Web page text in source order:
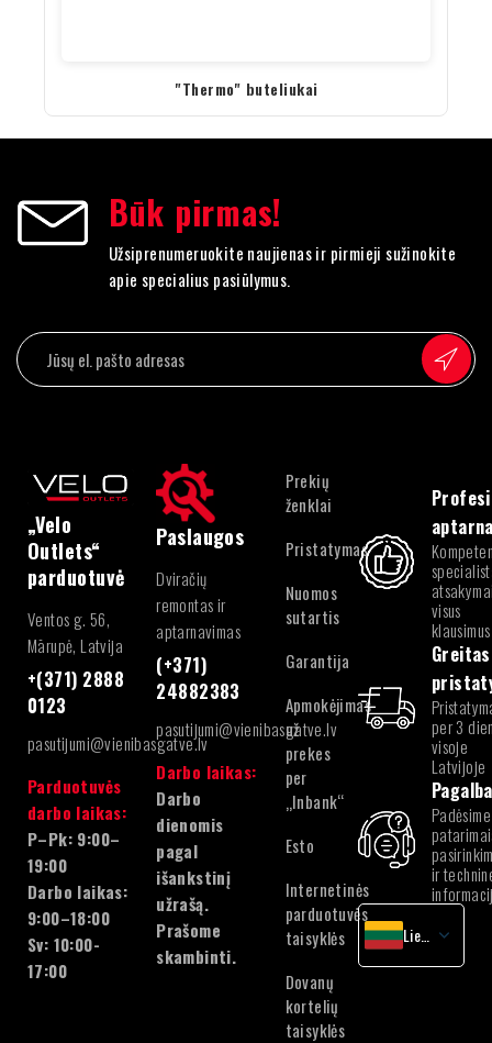
"Thermo" buteliukai
Būk pirmas!
Užsiprenumeruokite naujienas ir pirmieji sužinokite
apie specialius pasiūlymus.
„Velo
Outlets“
parduotuvė
Ventos g. 56,
Mārupė, Latvija
+(371) 2888
0123
pasutijumi@vienibasgatve.lv
Parduotuvės
darbo laikas:
P–Pk: 9:00–
19:00
Darbo laikas:
9:00–18:00
Sv: 10:00-
17:00
Paslaugos
Dviračių
remontas ir
aptarnavimas
(+371)
24882383
pasutijumi@vienibasgatve.lv
Darbo laikas:
Darbo
dienomis
pagal
išankstinį
užrašą.
Prašome
skambinti.
Prekių
ženklai
Pristatymas
Nuomos
sutartis
Garantija
Apmokėjimas
už
prekes
per
„Inbank“
Esto
Internetinės
parduotuvės
taisyklės
Dovanų
kortelių
taisyklės
visus
klausimus
Greitas
per 3
visoje
Latvijoje
Pagalba
Padėsime
ir
Lietuvių
latvių